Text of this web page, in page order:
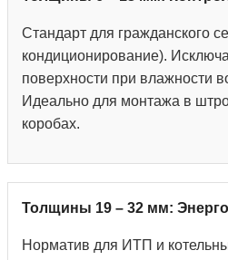
Стандарт для гражданского
кондиционирование).
поверхности при влажности
Идеально для монтажа в
коробах.
Толщины 19 – 32 мм:
Норматив для ИТП и